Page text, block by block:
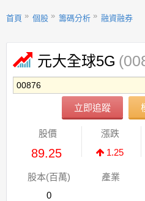
首頁 個股 籌碼分析 融資融券
元大全球5G
立即追蹤
股價
89.25
漲跌
1.25
股本(百萬)
0
產業